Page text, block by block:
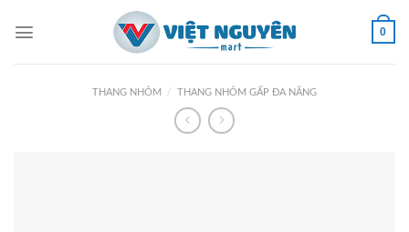
0
THANG NHÔM / THANG NHÔM GẤP ĐA NĂNG